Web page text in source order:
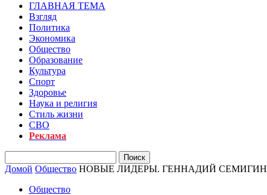
ГЛАВНАЯ ТЕМА
Взгляд
Политика
Экономика
Общество
Образование
Культура
Спорт
Здоровье
Наука и религия
Стиль жизни
СВО
Реклама
Домой Общество НОВЫЕ ЛИДЕРЫ. ГЕННАДИЙ СЕМИГИН
Общество